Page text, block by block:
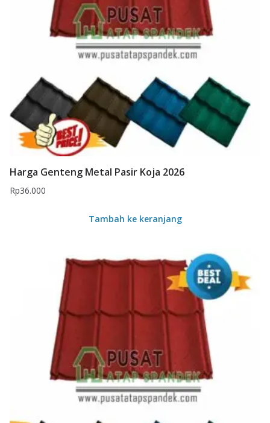
Harga Genteng Metal Pasir Koja 2026
Rp36.000
Tambah ke keranjang